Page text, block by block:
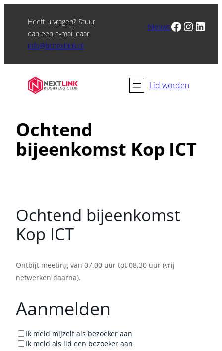
Heeft u vragen? Stuur
dan een e-mail naar
info@bcnextlink.nl
NieuwsFacebook Instagram LinkedIn
Lid worden
Ochtend
bijeenkomst Kop ICT
Ochtend bijeenkomst
Kop ICT
Ontbijt meeting van 07.00 uur tot 08.30 uur (vrij
netwerken daarna).
Aanmelden
Ik meld mijzelf als bezoeker aan
Ik meld als lid een bezoeker aan